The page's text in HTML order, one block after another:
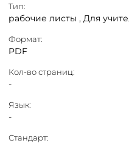
Тип:
рабочие листы , Для
Формат:
PDF
Кол-во страниц:
-
Язык:
-
Стандарт: